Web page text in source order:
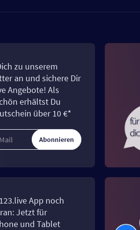
zu unserem
an und sichere Dir
Angebote! Als
erhältst Du
über 10 €*
Abonnieren
App noch
Jetzt für
und Tablet